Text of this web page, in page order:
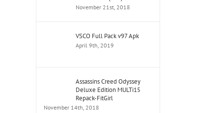
November 21st, 2018
VSCO Full Pack v97 Apk
April 9th, 2019
Assassins Creed Odyssey
Deluxe Edition MULTi15
Repack-FitGirl
November 14th, 2018